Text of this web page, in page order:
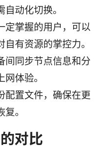
动化切换。
定掌握的用户，可以
有资源的掌控力。
间同步节点信息和分
体验。
配置文件，确保在更
。
对比